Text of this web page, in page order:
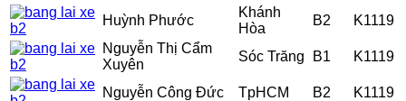
Huỳnh Phước
Khánh
Hòa
B2
K1119
Nguyễn Thị Cẩm
Xuyên
Sóc Trăng B1 K1119
Nguyễn Công Đức TpHCM B2 K1119